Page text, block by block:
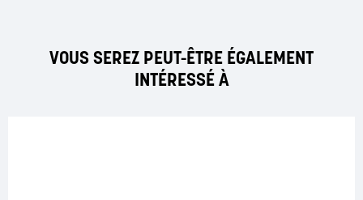
VOUS SEREZ PEUT-ÊTRE ÉGALEMENT
INTÉRESSÉ À